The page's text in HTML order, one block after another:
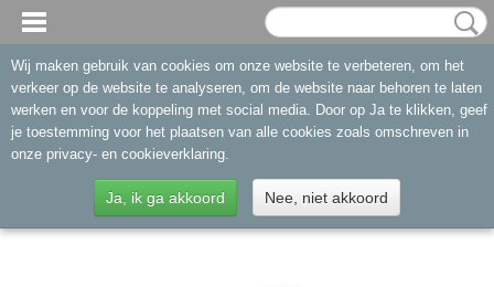
Wij maken gebruik van cookies om onze website te verbeteren, om het
verkeer op de website te analyseren, om de website naar behoren te laten
werken en voor de koppeling met social media. Door op Ja te klikken, geef
je toestemming voor het plaatsen van alle cookies zoals omschreven in
onze privacy- en cookieverklaring.
Ja, ik ga akkoord Nee, niet akkoord